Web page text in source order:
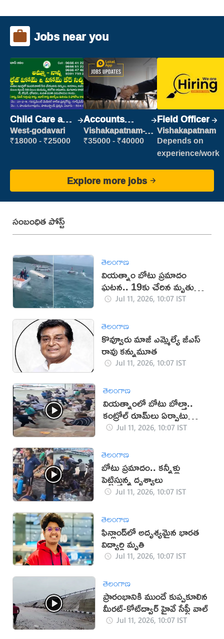
Jobs near you
Child Care and
Patient care
West-godavari
₹18000 - ₹25000
Accounts
Clerk
Vishakapatnam-
new
₹35000 - ₹40000
Field Officer
Vishakapatnam
Depends on
experience/work
Explore more jobs
సంబంధిత పోస్ట్
తెలంగాణ
వియత్నాం బోటు ప్రమాదం
ఘటన.. 19కు చేరిన మృతుల
సంఖ్యJul 11, 2026, 10:07 IST
తెలంగాణ
కొవ్వూరు మాజీ ఎమ్మెల్యే జీ‌ఎస్
రావు కన్నుమూత
Jul 11, 2026, 10:07 IST
తెలంగాణ
వియత్నాంలో బోటు బోల్తా..
కంట్రోల్ రూమ్‌లు ఏర్పాటు
(వీడియో)
Jul 11, 2026, 10:07 IST
తెలంగాణ
బోటు ప్రమాదం.. కన్నీళ్లు
పెట్టిస్తున్న దృశ్యాలు
Jul 11, 2026, 10:07 IST
తెలంగాణ
ఫిన్లాండ్‌లో అదృశ్యమైన భారత
విద్యార్థి మృతి
Jul 11, 2026, 10:07 IST
తెలంగాణ
ప్రారంభానికి ముందే కుప్పకూలిన
మీరట్-కోట్‌ద్వార్ హైవే సేఫ్టీ వాల్
Jul 11, 2026, 10:07 IST